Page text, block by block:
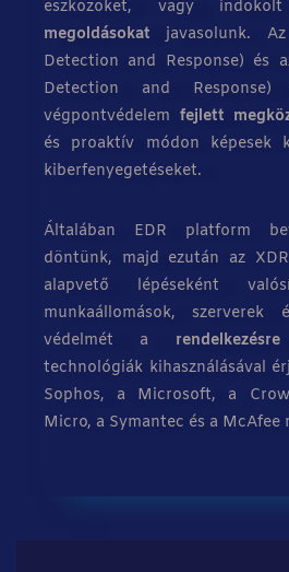
eszközöket, vagy
megoldásokat javasolunk.
Detection and Response) és
Detection and
végpontvédelem fejlett
és proaktív módon képesek
kiberfenyegetéseket.
Általában EDR platform
döntünk, majd ezután az
alapvető lépéseként
munkaállomások, szerverek
védelmét a
technológiák kihasználásával
Sophos, a Microsoft, a
Micro, a Symantec és a McAfee